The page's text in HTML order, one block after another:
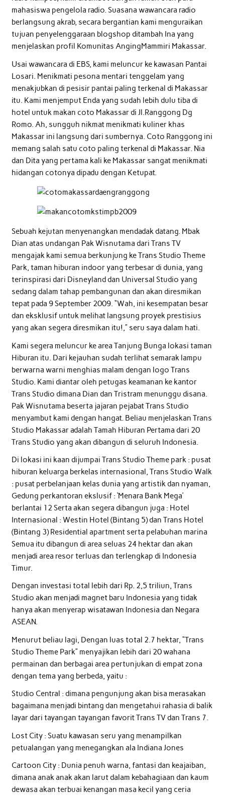
mahasiswa pengelola radio. Suasana wawancara radio
berlangsung akrab, secara bergantian kami menguraikan
tujuan penyelenggaraan blogshop ditambah Ina yang
menjelaskan profil Komunitas AngingMammiri Makassar.
Usai wawancara di EBS, kami meluncur ke kawasan Pantai
Losari. Menikmati pesona mentari tenggelam yang
menakjubkan di pesisir pantai paling terkenal di Makassar
itu. Kami menjemput Enda yang sudah lebih dulu tiba di
hotel untuk makan coto Makassar di Jl.Ranggong Dg
Romo. Ah, sungguh nikmat menikmati kuliner khas
Makassar ini langsung dari sumbernya. Coto Ranggong ini
memang salah satu coto paling terkenal di Makassar. Nia
dan Dita yang pertama kali ke Makassar sangat menikmati
hidangan cotonya dipadu dengan Ketupat.
Sebuah kejutan menyenangkan mendadak datang. Mbak
Dian atas undangan Pak Wisnutama dari Trans TV
mengajak kami semua berkunjung ke Trans Studio Theme
Park, taman hiburan indoor yang terbesar di dunia, yang
terinspirasi dari Disneyland dan Universal Studio yang
sedang dalam tahap pembangunan dan akan diresmikan
tepat pada 9 September 2009. “Wah, ini kesempatan besar
dan eksklusif untuk melihat langsung proyek prestisius
yang akan segera diresmikan itu!,” seru saya dalam hati.
Kami segera meluncur ke area Tanjung Bunga lokasi taman
Hiburan itu. Dari kejauhan sudah terlihat semarak lampu
berwarna warni menghias malam dengan logo Trans
Studio. Kami diantar oleh petugas keamanan ke kantor
Trans Studio dimana Dian dan Tristram menunggu disana.
Pak Wisnutama beserta jajaran pejabat Trans Studio
menyambut kami dengan hangat. Beliau menjelaskan Trans
Studio Makassar adalah Tamah Hiburan Pertama dari 20
Trans Studio yang akan dibangun di seluruh Indonesia.
Di lokasi ini kaan dijumpai Trans Studio Theme park : pusat
hiburan keluarga berkelas internasional, Trans Studio Walk
: pusat perbelanjaan kelas dunia yang artistik dan nyaman,
Gedung perkantoran ekslusif : ‘Menara Bank Mega’
berlantai 12 Serta akan segera dibangun juga : Hotel
Internasional : Westin Hotel (Bintang 5) dan Trans Hotel
(Bintang 3) Residential apartment serta pelabuhan marina
Semua itu dibangun di area seluas 24 hektar dan akan
menjadi area resor terluas dan terlengkap di Indonesia
Timur.
Dengan investasi total lebih dari Rp. 2,5 triliun, Trans
Studio akan menjadi magnet baru Indonesia yang tidak
hanya akan menyerap wisatawan Indonesia dan Negara
ASEAN.
Menurut beliau lagi, Dengan luas total 2.7 hektar, “Trans
Studio Theme Park” menyajikan lebih dari 20 wahana
permainan dan berbagai area pertunjukan di empat zona
dengan tema yang berbeda, yaitu :
Studio Central : dimana pengunjung akan bisa merasakan
bagaimana menjadi bintang dan mengetahui rahasia di balik
layar dari tayangan tayangan favorit Trans TV dan Trans 7.
Lost City : Suatu kawasan seru yang menampilkan
petualangan yang menegangkan ala Indiana Jones
Cartoon City : Dunia penuh warna, fantasi dan keajaiban,
dimana anak anak akan larut dalam kebahagiaan dan kaum
dewasa akan terbuai kenangan masa kecil yang ceria